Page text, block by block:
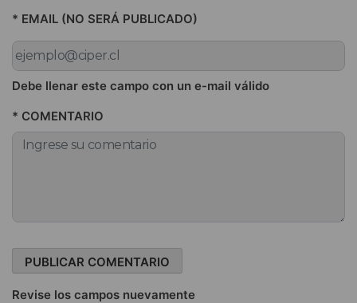
* EMAIL (NO SERÁ PUBLICADO)
Debe llenar este campo con un e-mail válido
* COMENTARIO
Revise los campos nuevamente